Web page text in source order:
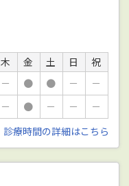
木 金 土 日
祝
－ ● ● －
－
－ ● － －
－
診療時間の詳細はこちら